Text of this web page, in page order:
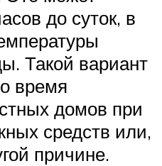
до суток, в
Такой вариант
время
домов при
средств или,
причине.